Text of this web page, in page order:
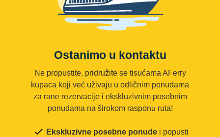
Ostanimo u kontaktu
Ne propustite, pridružite se tisućama AFerry
kupaca koji već uživaju u odličnim ponudama
za rane rezervacije i ekskluzivnim posebnim
ponudama na širokom rasponu ruta!
Ekskluzivne posebne ponude i popusti